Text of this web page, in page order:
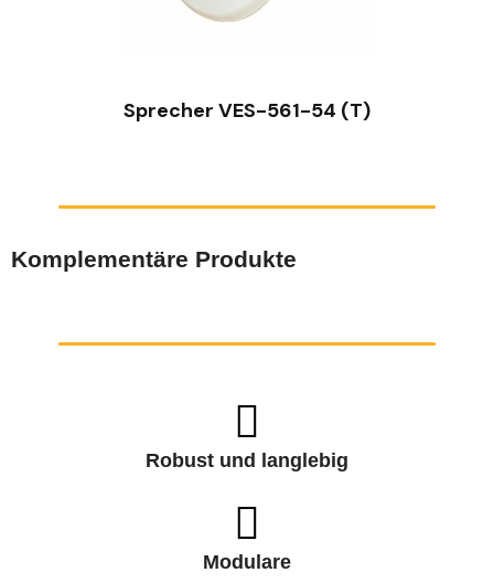
Sprecher VES-561-54 (T)
Komplementäre Produkte
Robust und langlebig
Modulare